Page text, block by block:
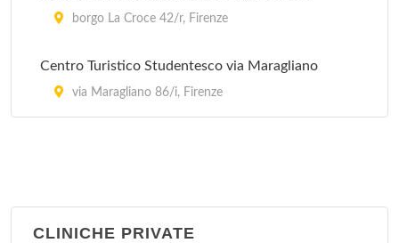
borgo La Croce 42/r, Firenze
Centro Turistico Studentesco via Maragliano
via Maragliano 86/i, Firenze
CLINICHE PRIVATE